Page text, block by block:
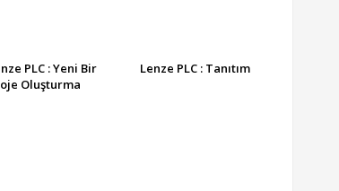
PLC : Yeni Bir
Oluşturma
Lenze PLC : Tanıtım